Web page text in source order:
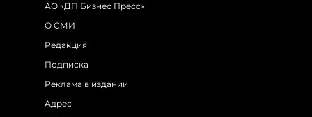
АО «ДП Бизнес Пресс»
О СМИ
Редакция
Подписка
Реклама в издании
Адрес